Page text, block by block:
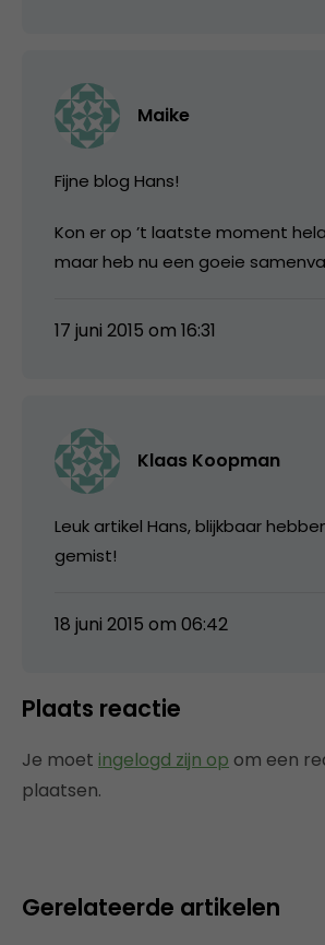
Maike
Fijne blog Hans!
Kon er op ’t laatste moment
maar heb nu een goeie
17 juni 2015 om 16:31
Klaas Koopman
Leuk artikel Hans, blijkbaar
gemist!
18 juni 2015 om 06:42
Plaats reactie
Je moet ingelogd zijn op om een
plaatsen.
Gerelateerde artikelen